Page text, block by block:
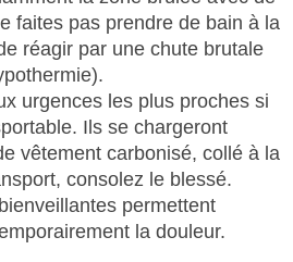
faites pas prendre de bain à la
réagir par une chute brutale
urgences les plus proches si
Ils se chargeront
vêtement carbonisé, collé à la
consolez le blessé.
permettent
la douleur.